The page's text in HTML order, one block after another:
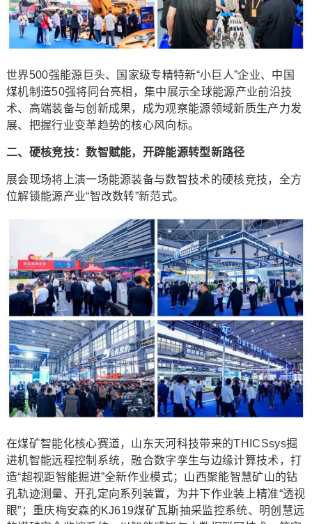
世界500强能源巨头、国家级专精特新“小巨人”企业、中国
煤机制造50强将同台亮相，集中展示全球能源产业前沿技
术、高端装备与创新成果，成为观察能源领域新质生产力发
展、把握行业变革趋势的核心风向标。
二、硬核竞技：数智赋能，开辟能源转型新路径
展会现场将上演一场能源装备与数智技术的硬核竞技，全方
位解锁能源产业“智改数转”新范式。
在煤矿智能化核心赛道，山东天河科技带来的THICSsys掘
进机智能远程控制系统，融合数字孪生与边缘计算技术，打
造“超视距智能掘进”全新作业模式；山西聚能智慧矿山的钻
孔轨迹测量、开孔定向系列装置，为井下作业装上精准“透视
眼”；重庆梅安森的KJ619煤矿瓦斯抽采监控系统、明创慧远